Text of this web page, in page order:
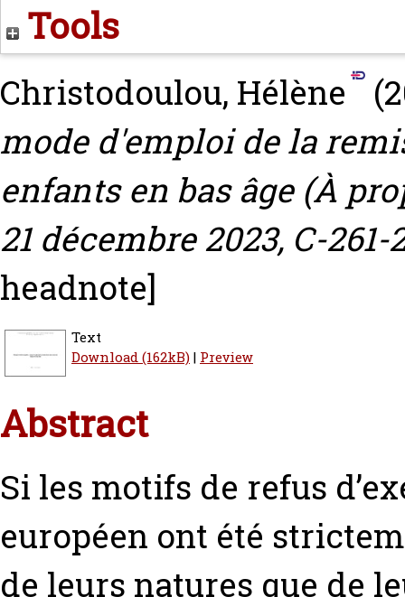
Tools
Christodoulou, Hélène
mode d'emploi de la
enfants en bas âge (À
21 décembre 2023, C-261-
headnote]
Text
Download (162kB)| Preview
Abstract
Si les motifs de refus
européen ont été
de leurs natures que de